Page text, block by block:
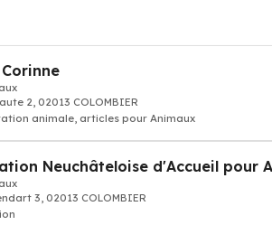
2, 02013 COLOMBIER
animale, articles pour Animaux
Neuchâteloise d'Accueil pour
3, 02013 COLOMBIER